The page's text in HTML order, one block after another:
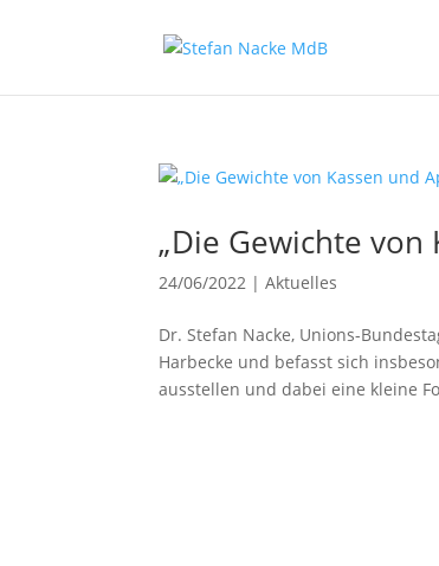
„Die Gewichte
24/06/2022 |Aktuelles
Dr. Stefan Nacke, Unions-
Harbecke und befasst sich
ausstellen und dabei eine kleine